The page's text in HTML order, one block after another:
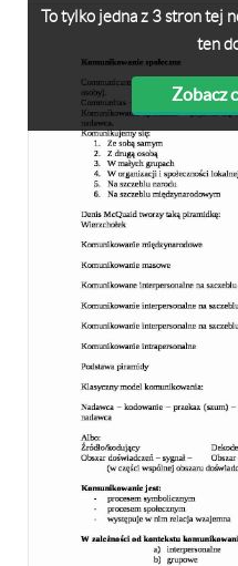
To tylko jedna z 3 stron tej
ten
Zobacz